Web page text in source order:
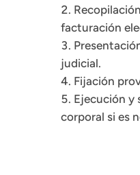
facturación
judicial.
Fijación
Ejecución y
corporal si es